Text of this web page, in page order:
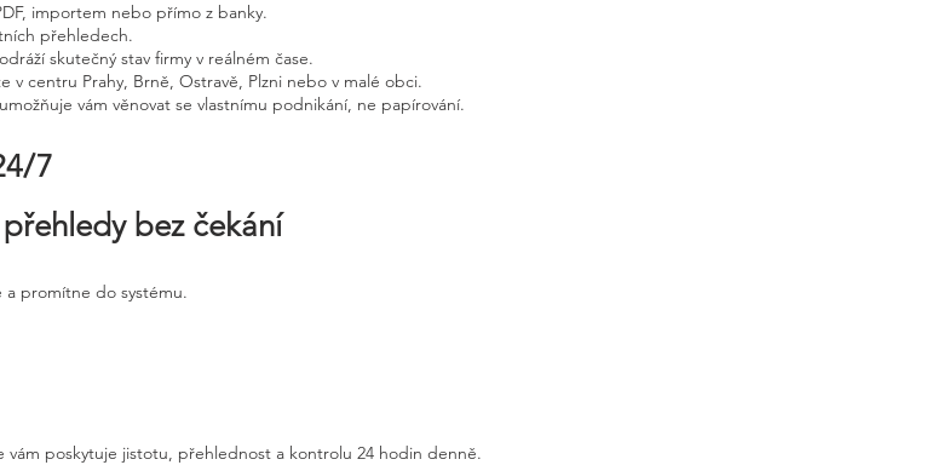
importem nebo přímo z banky.
přehledech.
skutečný stav firmy v reálném čase.
centru Prahy, Brně, Ostravě, Plzni nebo v malé obci.
vám věnovat se vlastnímu podnikání, ne papírování.
7
bez čekání
a promítne do systému.
poskytuje jistotu, přehlednost a kontrolu 24 hodin denně.